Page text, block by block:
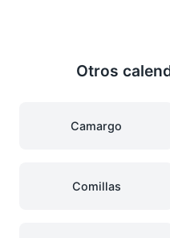
Otros
Camargo
Comillas